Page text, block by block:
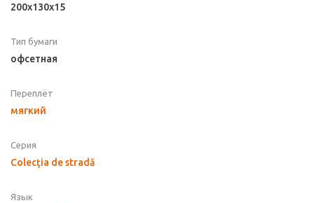
200x130x15
Тип бумаги
офсетная
Переплёт
мягкий
Серия
Colecţia de stradă
Язык